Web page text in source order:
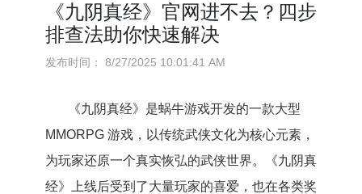
《九阴真经》官网进不去？四步
排查法助你快速解决
发布时间： 8/27/2025 10:01:41 AM
《九阴真经》是蜗牛游戏开发的一款大型
MMORPG 游戏，以传统武侠文化为核心元素，
为玩家还原一个真实恢弘的武侠世界。《九阴真
经》上线后受到了大量玩家的喜爱，也在各类奖